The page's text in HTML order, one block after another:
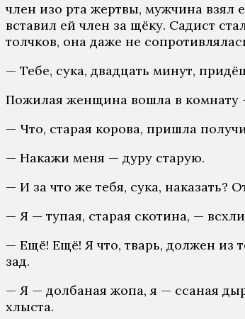
член изо рта жертвы, мужчина взял
вставил ей член за щёку. Садист
толчков, она даже не
— Тебе, сука, двадцать минут,
Пожилая женщина вошла в комнату
— Что, старая корова, пришла
— Накажи меня — дуру старую.
— И за что же тебя, сука, наказать?
— Я — тупая, старая скотина, —
— Ещё! Ещё! Я что, тварь, должен из
зад.
— Я — долбаная жопа, я — ссаная
хлыста.